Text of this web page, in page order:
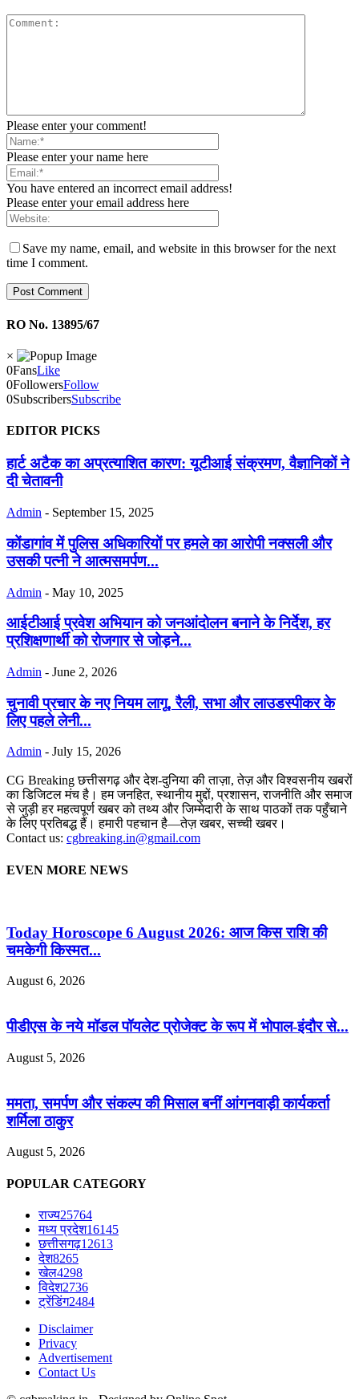
Please enter your comment!
Please enter your name here
You have entered an incorrect email address!
Please enter your email address here
Save my name, email, and website in this browser for the next
time I comment.
RO No. 13895/67
×
0FansLike
0FollowersFollow
0SubscribersSubscribe
EDITOR PICKS
हार्ट अटैक का अप्रत्याशित कारण: यूटीआई संक्रमण, वैज्ञानिकों ने
दी चेतावनी
Admin - September 15, 2025
कोंडागांव में पुलिस अधिकारियों पर हमले का आरोपी नक्सली और
उसकी पत्नी ने आत्मसमर्पण...
Admin - May 10, 2025
आईटीआई प्रवेश अभियान को जनआंदोलन बनाने के निर्देश, हर
प्रशिक्षणार्थी को रोजगार से जोड़ने...
Admin - June 2, 2026
चुनावी प्रचार के नए नियम लागू, रैली, सभा और लाउडस्पीकर के
लिए पहले लेनी...
Admin - July 15, 2026
CG Breaking छत्तीसगढ़ और देश-दुनिया की ताज़ा, तेज़ और विश्वसनीय खबरों
का डिजिटल मंच है। हम जनहित, स्थानीय मुद्दों, प्रशासन, राजनीति और समाज
से जुड़ी हर महत्वपूर्ण खबर को तथ्य और जिम्मेदारी के साथ पाठकों तक पहुँचाने
के लिए प्रतिबद्ध हैं। हमारी पहचान है—तेज़ खबर, सच्ची खबर।
Contact us: cgbreaking.in@gmail.com
EVEN MORE NEWS
Today Horoscope 6 August 2026: आज किस राशि की
चमकेगी किस्मत...
August 6, 2026
पीडीएस के नये मॉडल पॉयलेट प्रोजेक्ट के रूप में भोपाल-इंदौर से...
August 5, 2026
ममता, समर्पण और संकल्प की मिसाल बनीं आंगनवाड़ी कार्यकर्ता
शर्मिला ठाकुर
August 5, 2026
POPULAR CATEGORY
राज्य25764
मध्य प्रदेश16145
छत्तीसगढ़12613
देश8265
खेल4298
विदेश2736
ट्रेंडिंग2484
Disclaimer
Privacy
Advertisement
Contact Us